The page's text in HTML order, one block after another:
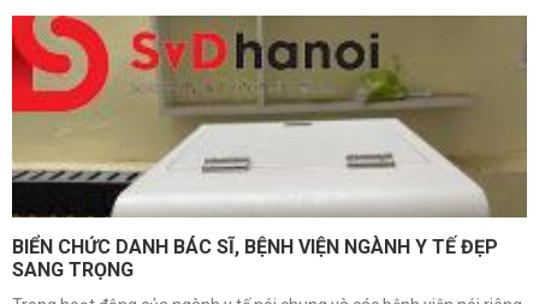
BIỂN CHỨC DANH BÁC SĨ, BỆNH VIỆN NGÀNH Y TẾ ĐẸP
SANG TRỌNG